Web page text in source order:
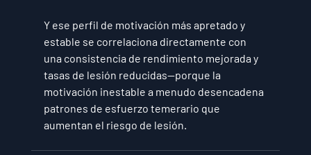
Y ese perfil de motivación más apretado y
estable se correlaciona directamente con
una consistencia de rendimiento mejorada y
tasas de lesión reducidas—porque la
motivación inestable a menudo desencadena
patrones de esfuerzo temerario que
aumentan el riesgo de lesión.